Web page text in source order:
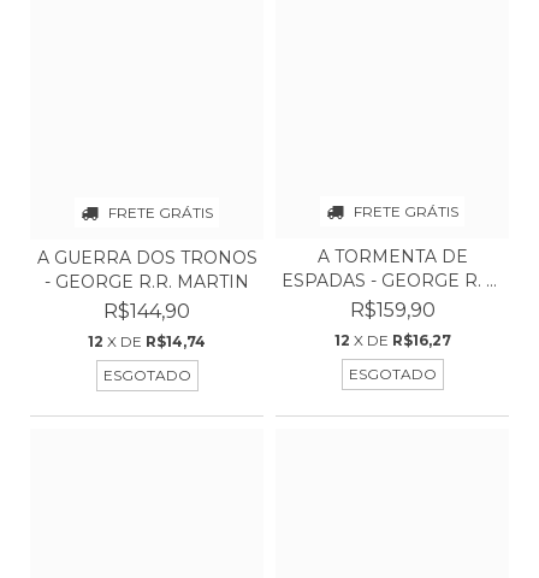
FRETE GRÁTIS
A GUERRA DOS TRONOS
- GEORGE R.R. MARTIN
R$144,90
12 X DE R$14,74
ESGOTADO
FRETE GRÁTIS
A TORMENTA DE
ESPADAS - GEORGE R. R.
MAR...
R$159,90
12 X DE R$16,27
ESGOTADO